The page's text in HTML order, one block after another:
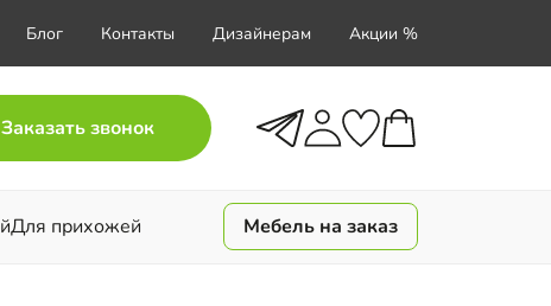
Блог Контакты Дизайнерам Акции %
Заказать звонок
Для прихожей Мебель на заказ